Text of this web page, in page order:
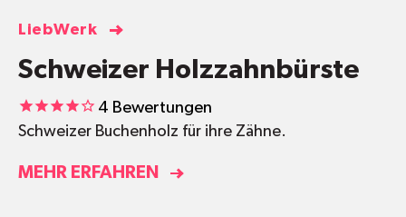
LiebWerk
Schweizer Holzzahnbürste
4 Bewertungen
Schweizer Buchenholz für ihre Zähne.
MEHR ERFAHREN